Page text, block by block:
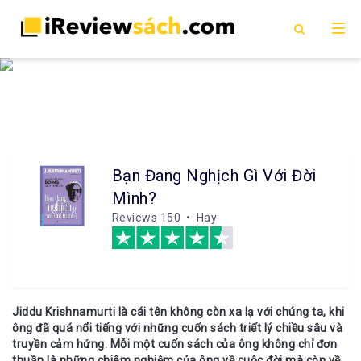
Bạn Đang Nghịch Gì Với Đời
Mình?
Reviews 150 • Hay
Jiddu Krishnamurti là cái tên không còn xa lạ với chúng ta, khi
ông đã quá nổi tiếng với những cuốn sách triết lý chiều sâu và
truyền cảm hứng. Mỗi một cuốn sách của ông không chỉ đơn